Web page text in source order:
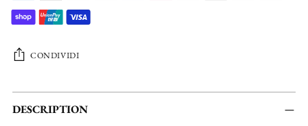
CONDIVIDI
Aggiungere
un
DESCRIPTION